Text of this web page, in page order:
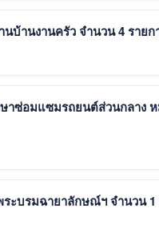
าซ่อมแซมรถยนต์ส่วนกลาง